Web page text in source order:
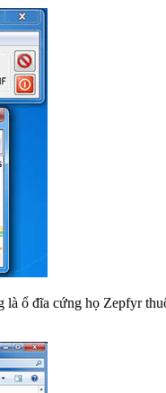
ổ đĩa cứng họ Zepfyr